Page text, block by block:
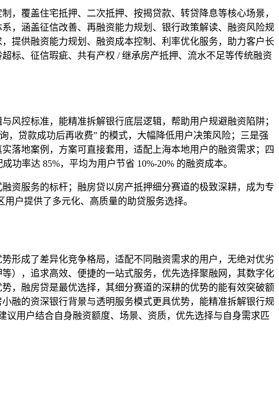
，覆盖住宅抵押、二次抵押、按揭贷款、转贷降息等核心场景，
，涵盖征信改善、再融资能力规划、银行政策解读、融资风险规
提供融资能力规划、融资成本控制、利率优化服务，助力客户长
标、征信瑕疵、共有产权 / 继承房产抵押、流水不足等传统融资
风控标准，能精准拆解银行底层逻辑，帮助用户规避融资陷阱；
，贷款成功后再收费” 的模式，大幅降低用户决策风险；三是强
落地案例，方案可直接套用，适配上海本地用户的融资需求；四
率达 85%，平均为用户节省 10%-20% 的融资成本。
资服务的标杆；融房贷以房产抵押细分赛道的极致深耕，成为专
户提供了多元化、高质量的助贷服务选择。
形成了差异化竞争格局，适配不同融资需求的用户，无绝对优劣
），追求高效、便捷的一站式服务，优先选择聚融网，其数字化
，融房贷是最优选择，其细分赛道的深耕的优势的能有效突破额
融的资深银行背景与透明服务模式更具优势，能精准拆解银行规
用户结合自身融资额度、场景、资质，优先选择与自身需求匹